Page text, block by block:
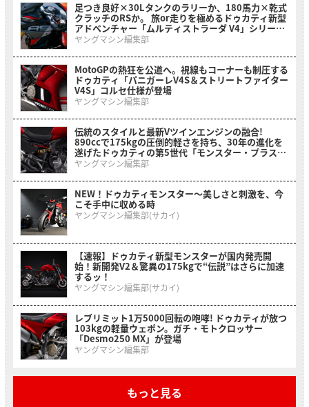
足つき良好×30Lタンクのラリーか、180馬力×乾式
クラッチのRSか。 旅or走りを極めるドゥカティ新型
アドベンチャー「ムルティストラーダ V4」シリーズ
2026年モデルがいよいよ日本上陸
ヤングマシン編集部
MotoGPの熱狂を公道へ。視線もコーナーも制圧する
ドゥカティ「パニガーレV4S＆ストリートファイター
V4S」コルセ仕様が登場
ヤングマシン編集部
伝統のスタイルと最新Vツインエンジンの融合!
890ccで175kgの圧倒的軽さを持ち、30年の進化を
遂げたドゥカティの第5世代「モンスター・プラス」
がいよいよ日本上陸
ヤングマシン編集部
NEW！ドゥカティモンスター〜美しさと刺激を、今
こそ手中に収める時
ヤングマシン編集部(サカイ)
【速報】ドゥカティ新型モンスターが国内発売開
始！新開発V2＆驚異の175kgで“伝説”はさらに加速
するッ！
ヤングマシン編集部(サカイ)
レブリミット1万5000回転の咆哮! ドゥカティが放つ
103kgの軽量ウェポン。ガチ・モトクロッサー
「Desmo250 MX」が登場
ヤングマシン編集部
もっと見る